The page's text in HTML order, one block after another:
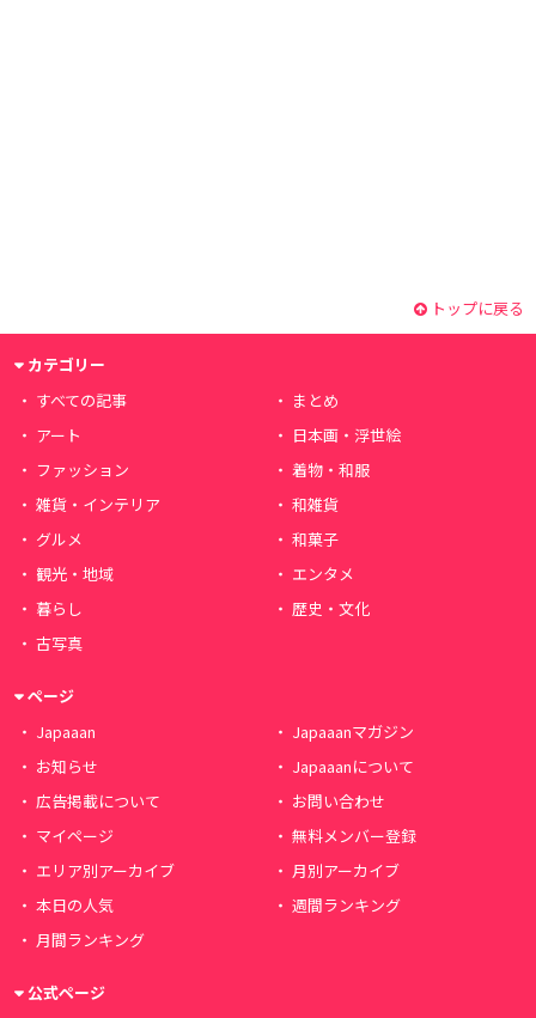
トップに戻る
カテゴリー
すべての記事
まとめ
アート
日本画・浮世絵
ファッション
着物・和服
雑貨・インテリア
和雑貨
グルメ
和菓子
観光・地域
エンタメ
暮らし
歴史・文化
古写真
ページ
Japaaan
Japaaanマガジン
お知らせ
Japaaanについて
広告掲載について
お問い合わせ
マイページ
無料メンバー登録
エリア別アーカイブ
月別アーカイブ
本日の人気
週間ランキング
月間ランキング
公式ページ